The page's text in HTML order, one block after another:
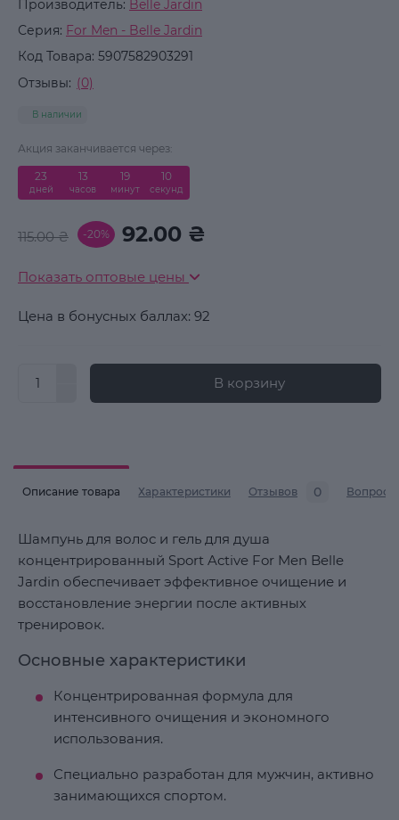
Производитель: Belle Jardin
Серия: For Men - Belle Jardin
Код Товара: 5907582903291
Отзывы: (0)
В наличии
Акция заканчивается через:
23
дней
13
часов
19
минут
10
секунд
115.00 ₴ -20% 92.00 ₴
Показать оптовые цены
Цена в бонусных баллах: 92
В корзину
Описание товара Характеристики Отзывов 0 Вопросы
Шампунь для волос и гель для душа
концентрированный Sport Active For Men Belle
Jardin обеспечивает эффективное очищение и
восстановление энергии после активных
тренировок.
Основные характеристики
Концентрированная формула для
интенсивного очищения и экономного
использования.
Специально разработан для мужчин, активно
занимающихся спортом.